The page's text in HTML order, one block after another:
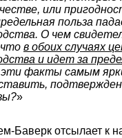
или
польза
О чем
в обоих случаях
и идет за
факты самым
»
Баверк отсылает к